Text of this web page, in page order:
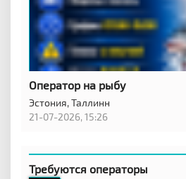
Оператор на рыбу
Эстония,Таллинн
21-07-2026, 15:26
Требуются операторы